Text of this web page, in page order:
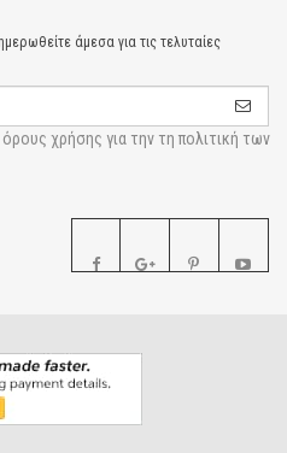
άμεσα για τις τελυταίες
όρους χρήσης για την τη πολιτική των